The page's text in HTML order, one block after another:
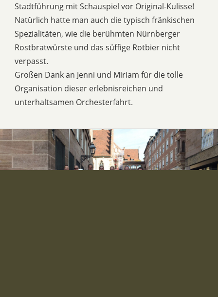
Stadtführung mit Schauspiel vor Original-Kulisse!
Natürlich hatte man auch die typisch fränkischen
Spezialitäten, wie die berühmten Nürnberger
Rostbratwürste und das süffige Rotbier nicht
verpasst.
Großen Dank an Jenni und Miriam für die tolle
Organisation dieser erlebnisreichen und
unterhaltsamen Orchesterfahrt.